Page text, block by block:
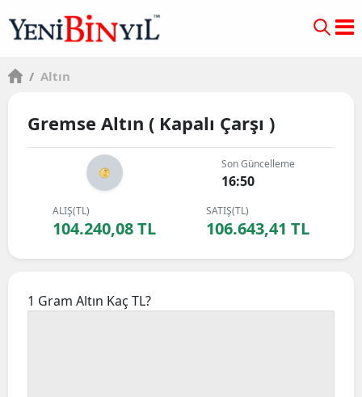
/ Altın
Gremse Altın ( Kapalı Çarşı )
Son Güncelleme
16:50
ALIŞ(TL)
104.240,08 TL
SATIŞ(TL)
106.643,41 TL
1 Gram Altın Kaç TL?